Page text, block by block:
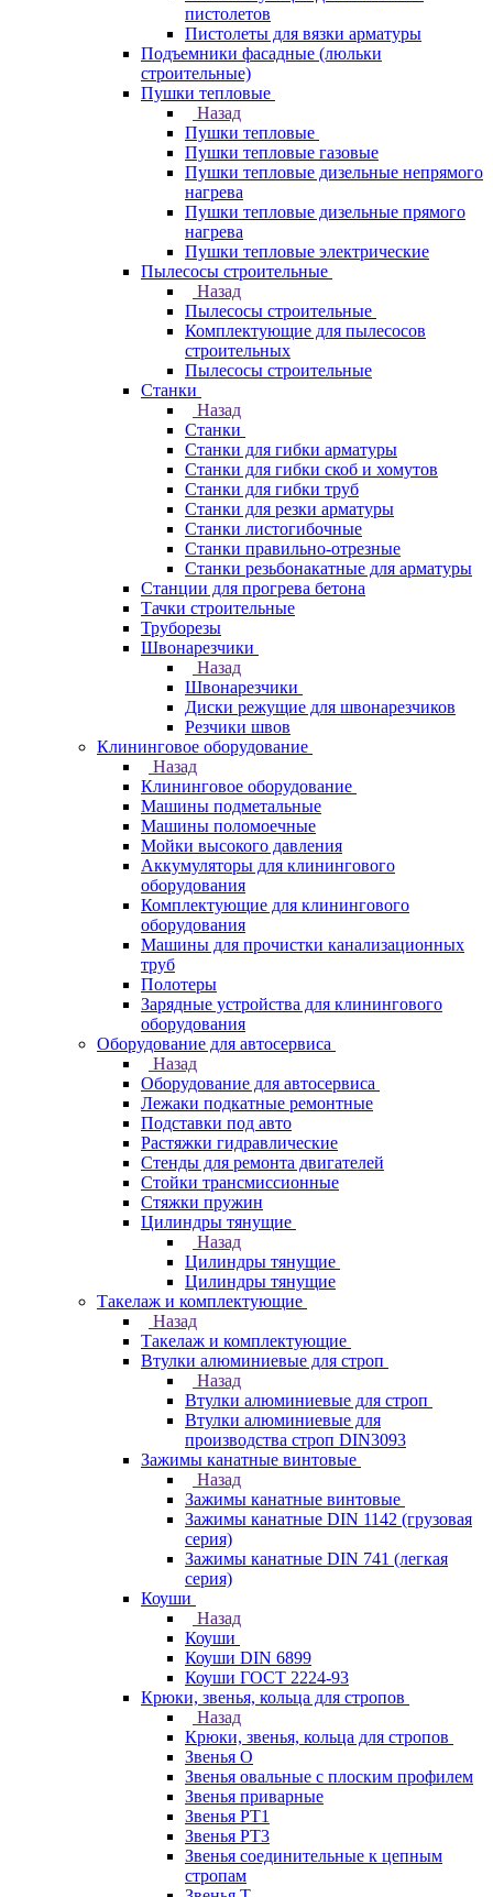
пистолетов
Пистолеты для вязки арматуры
Подъемники фасадные (люльки
строительные)
Пушки тепловые
Назад
Пушки тепловые
Пушки тепловые газовые
Пушки тепловые дизельные непрямого
нагрева
Пушки тепловые дизельные прямого
нагрева
Пушки тепловые электрические
Пылесосы строительные
Назад
Пылесосы строительные
Комплектующие для пылесосов
строительных
Пылесосы строительные
Станки
Назад
Станки
Станки для гибки арматуры
Станки для гибки скоб и хомутов
Станки для гибки труб
Станки для резки арматуры
Станки листогибочные
Станки правильно-отрезные
Станки резьбонакатные для арматуры
Станции для прогрева бетона
Тачки строительные
Труборезы
Швонарезчики
Назад
Швонарезчики
Диски режущие для швонарезчиков
Резчики швов
Клининговое оборудование
Назад
Клининговое оборудование
Машины подметальные
Машины поломоечные
Мойки высокого давления
Аккумуляторы для клинингового
оборудования
Комплектующие для клинингового
оборудования
Машины для прочистки канализационных
труб
Полотеры
Зарядные устройства для клинингового
оборудования
Оборудование для автосервиса
Назад
Оборудование для автосервиса
Лежаки подкатные ремонтные
Подставки под авто
Растяжки гидравлические
Стенды для ремонта двигателей
Стойки трансмиссионные
Стяжки пружин
Цилиндры тянущие
Назад
Цилиндры тянущие
Цилиндры тянущие
Такелаж и комплектующие
Назад
Такелаж и комплектующие
Втулки алюминиевые для строп
Назад
Втулки алюминиевые для строп
Втулки алюминиевые для
производства строп DIN3093
Зажимы канатные винтовые
Назад
Зажимы канатные винтовые
Зажимы канатные DIN 1142 (грузовая
серия)
Зажимы канатные DIN 741 (легкая
серия)
Коуши
Назад
Коуши
Коуши DIN 6899
Коуши ГОСТ 2224-93
Крюки, звенья, кольца для стропов
Назад
Крюки, звенья, кольца для стропов
Звенья О
Звенья овальные с плоским профилем
Звенья приварные
Звенья РТ1
Звенья РТ3
Звенья соединительные к цепным
стропам